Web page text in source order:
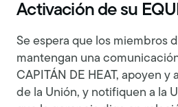
Activación de su
Se espera que los miembros
mantengan una
CAPITÁN DE HEAT, apoyen y
de la Unión, y notifiquen a la